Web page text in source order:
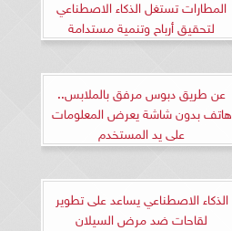
المطارات تستغل الذكاء الاصطناعي
لتحقيق أرباح وتنمية مستدامة
عن طريق دبوس مرفق بالملابس..
هاتف بدون شاشة يعرض المعلومات
على يد المستخدم
الذكاء الاصطناعي يساعد على تطوير
لقاحات ضد مرض السيلان